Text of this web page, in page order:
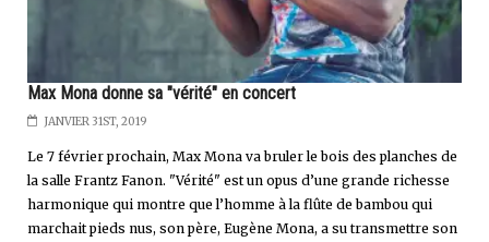
Max Mona donne sa "vérité" en concert
JANVIER 31ST, 2019
Le 7 février prochain, Max Mona va bruler le bois des planches de
la salle Frantz Fanon. "Vérité" est un opus d’une grande richesse
harmonique qui montre que l’homme à la flûte de bambou qui
marchait pieds nus, son père, Eugène Mona, a su transmettre son